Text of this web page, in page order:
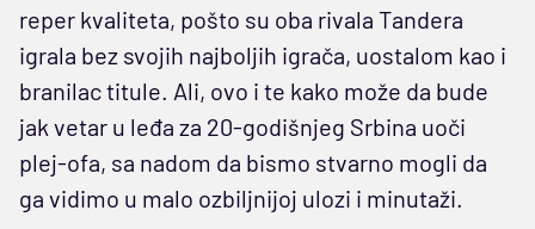
reper kvaliteta, pošto su oba rivala Tandera
igrala bez svojih najboljih igrača, uostalom kao i
branilac titule. Ali, ovo i te kako može da bude
jak vetar u leđa za 20-godišnjeg Srbina uoči
plej-ofa, sa nadom da bismo stvarno mogli da
ga vidimo u malo ozbiljnijoj ulozi i minutaži.